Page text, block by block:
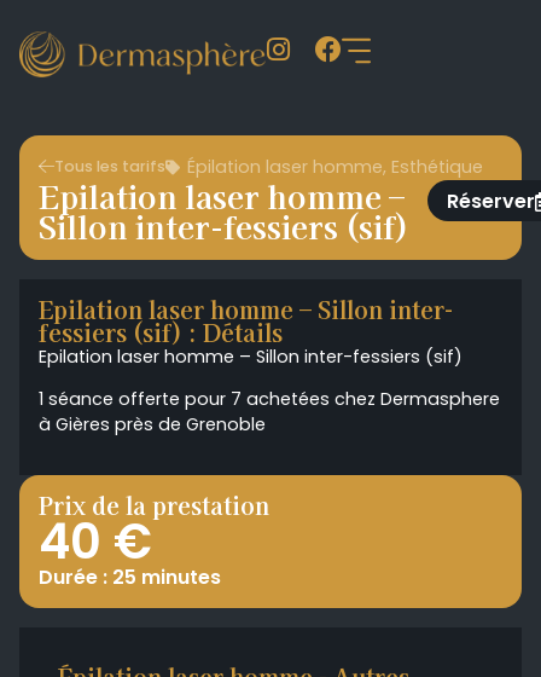
Tous les tarifs Épilation laser homme, Esthétique
Epilation laser homme –
Sillon inter-fessiers (sif)
Réserver
Epilation laser homme – Sillon inter-
fessiers (sif) : Détails
Epilation laser homme – Sillon inter-fessiers (sif)
1 séance offerte pour 7 achetées chez Dermasphere
à Gières près de Grenoble
Prix de la prestation
40 €
Durée : 25 minutes